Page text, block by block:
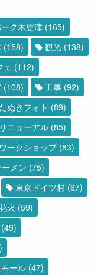
ク木更津(165)
(158) 観光(138)
ェ (112)
(108) 工事(92)
ぬきフォト (89)
リニューアル(85)
ワークショップ(83)
ーメン (75)
東京ドイツ村(67)
火 (59)
(49)
ール(47)